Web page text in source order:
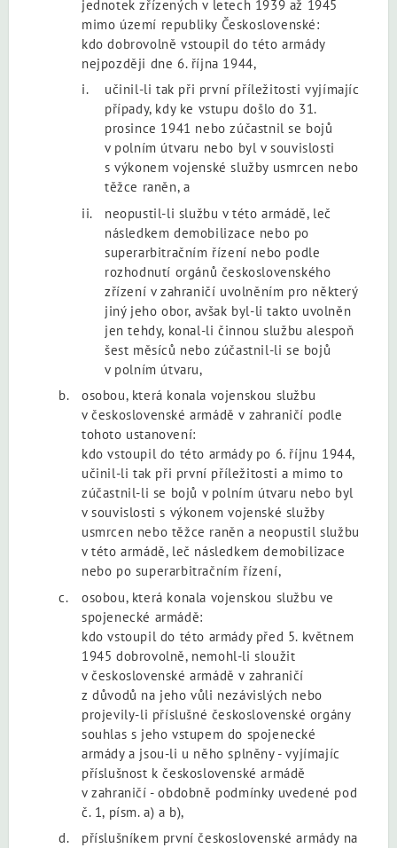
jednotek zřízených v letech 1939 až 1945
mimo území republiky Československé:
kdo dobrovolně vstoupil do této armády
nejpozději dne 6. října 1944,
učinil-li tak při první příležitosti vyjímajíc
případy, kdy ke vstupu došlo do 31.
prosince 1941 nebo zúčastnil se bojů
v polním útvaru nebo byl v souvislosti
s výkonem vojenské služby usmrcen nebo
těžce raněn, a
neopustil-li službu v této armádě, leč
následkem demobilizace nebo po
superarbitračním řízení nebo podle
rozhodnutí orgánů československého
zřízení v zahraničí uvolněním pro některý
jiný jeho obor, avšak byl-li takto uvolněn
jen tehdy, konal-li činnou službu alespoň
šest měsíců nebo zúčastnil-li se bojů
v polním útvaru,
osobou, která konala vojenskou službu
v československé armádě v zahraničí podle
tohoto ustanovení:
kdo vstoupil do této armády po 6. říjnu 1944,
učinil-li tak při první příležitosti a mimo to
zúčastnil-li se bojů v polním útvaru nebo byl
v souvislosti s výkonem vojenské služby
usmrcen nebo těžce raněn a neopustil službu
v této armádě, leč následkem demobilizace
nebo po superarbitračním řízení,
osobou, která konala vojenskou službu ve
spojenecké armádě:
kdo vstoupil do této armády před 5. květnem
1945 dobrovolně, nemohl-li sloužit
v československé armádě v zahraničí
z důvodů na jeho vůli nezávislých nebo
projevily-li příslušné československé orgány
souhlas s jeho vstupem do spojenecké
armády a jsou-li u něho splněny - vyjímajíc
příslušnost k československé armádě
v zahraničí - obdobně podmínky uvedené pod
č. 1, písm. a) a b),
příslušníkem první československé armády na